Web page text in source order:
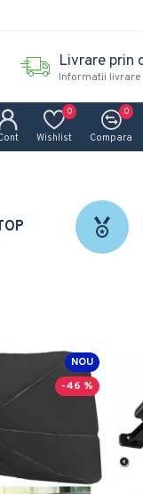
Livrare prin
Informatii livrare
Wishlist
0
Compara
0
NOU
-46 %